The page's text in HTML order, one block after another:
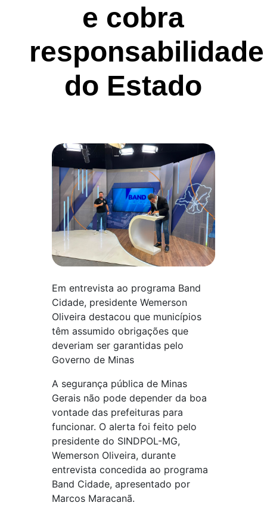
e cobra
responsabilidade
do Estado
Em entrevista ao programa Band
Cidade, presidente Wemerson
Oliveira destacou que municípios
têm assumido obrigações que
deveriam ser garantidas pelo
Governo de Minas
A segurança pública de Minas
Gerais não pode depender da boa
vontade das prefeituras para
funcionar. O alerta foi feito pelo
presidente do SINDPOL-MG,
Wemerson Oliveira, durante
entrevista concedida ao programa
Band Cidade, apresentado por
Marcos Maracanã.